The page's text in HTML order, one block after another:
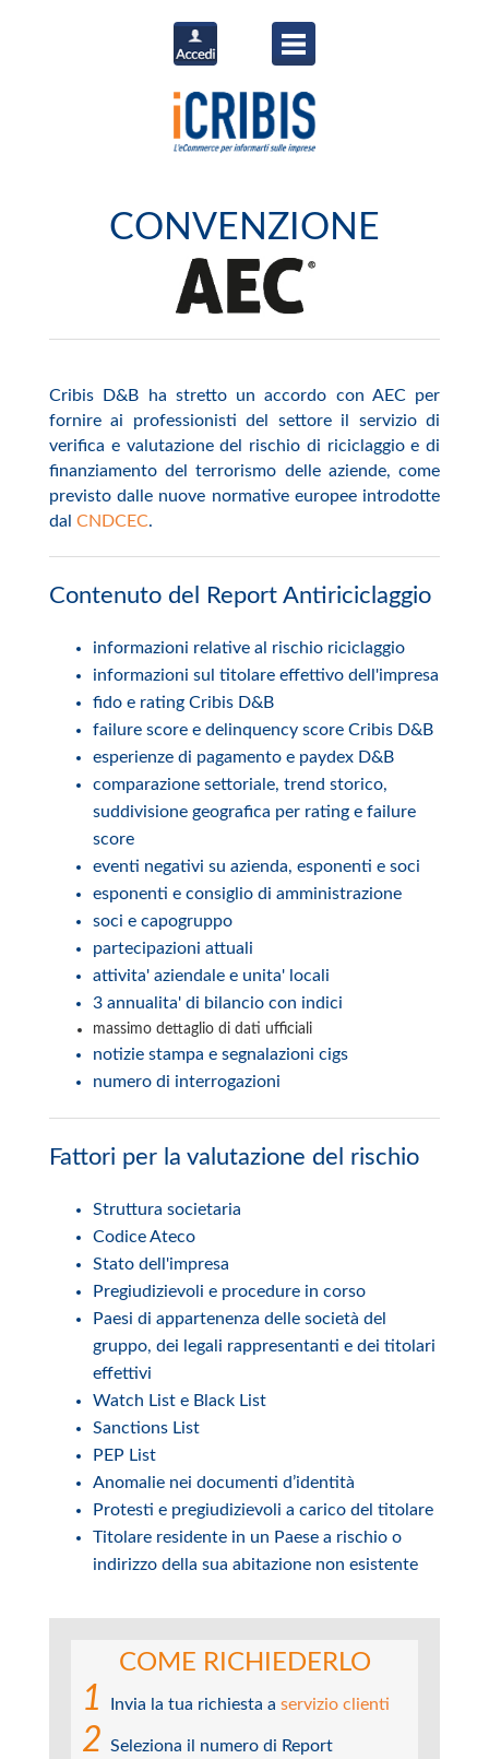
CONVENZIONE
Cribis D&B ha stretto un accordo con AEC per
fornire ai professionisti del settore il servizio di
verifica e valutazione del rischio di riciclaggio e di
finanziamento del terrorismo delle aziende, come
previsto dalle nuove normative europee introdotte
dal CNDCEC.
Contenuto del Report Antiriciclaggio
informazioni relative al rischio riciclaggio
informazioni sul titolare effettivo dell'impresa
fido e rating Cribis D&B
failure score e delinquency score Cribis D&B
esperienze di pagamento e paydex D&B
comparazione settoriale, trend storico,
suddivisione geografica per rating e failure
score
eventi negativi su azienda, esponenti e soci
esponenti e consiglio di amministrazione
soci e capogruppo
partecipazioni attuali
attivita' aziendale e unita' locali
3 annualita' di bilancio con indici
massimo dettaglio di dati ufficiali
notizie stampa e segnalazioni cigs
numero di interrogazioni
Fattori per la valutazione del rischio
Struttura societaria
Codice Ateco
Stato dell'impresa
Pregiudizievoli e procedure in corso
Paesi di appartenenza delle società del
gruppo, dei legali rappresentanti e dei titolari
effettivi
Watch List e Black List
Sanctions List
PEP List
Anomalie nei documenti d’identità
Protesti e pregiudizievoli a carico del titolare
Titolare residente in un Paese a rischio o
indirizzo della sua abitazione non esistente
COME RICHIEDERLO
1 Invia la tua richiesta a servizio clienti
2 Seleziona il numero di Report